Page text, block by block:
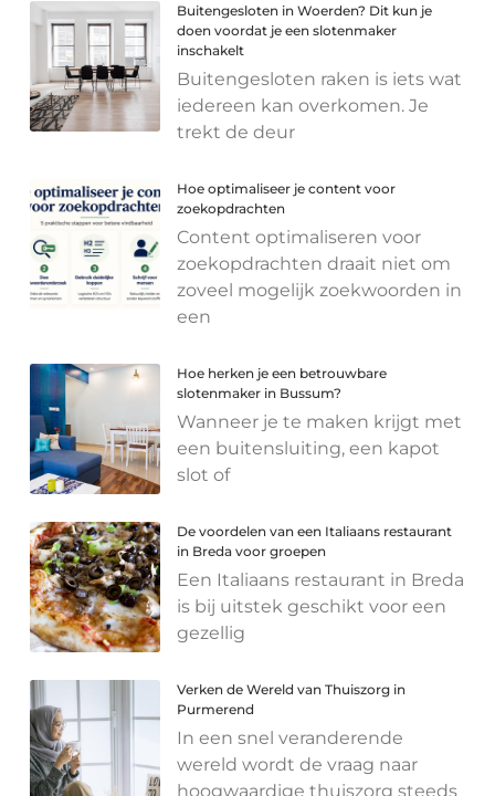
Buitengesloten in Woerden? Dit kun je
doen voordat je een slotenmaker
inschakelt
Buitengesloten raken is iets wat
iedereen kan overkomen. Je
trekt de deur
Hoe optimaliseer je content voor
zoekopdrachten
Content optimaliseren voor
zoekopdrachten draait niet om
zoveel mogelijk zoekwoorden in
een
Hoe herken je een betrouwbare
slotenmaker in Bussum?
Wanneer je te maken krijgt met
een buitensluiting, een kapot
slot of
De voordelen van een Italiaans restaurant
in Breda voor groepen
Een Italiaans restaurant in Breda
is bij uitstek geschikt voor een
gezellig
Verken de Wereld van Thuiszorg in
Purmerend
In een snel veranderende
wereld wordt de vraag naar
hoogwaardige thuiszorg steeds